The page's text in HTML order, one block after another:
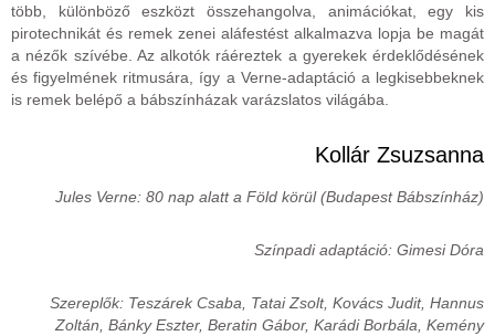
több, különböző eszközt összehangolva, animációkat, egy kis
pirotechnikát és remek zenei aláfestést alkalmazva lopja be magát
a nézők szívébe. Az alkotók ráéreztek a gyerekek érdeklődésének
és figyelmének ritmusára, így a Verne-adaptáció a legkisebbeknek
is remek belépő a bábszínházak varázslatos világába.
Kollár Zsuzsanna
Jules Verne: 80 nap alatt a Föld körül (Budapest Bábszínház)
Színpadi adaptáció: Gimesi Dóra
Szereplők: Teszárek Csaba, Tatai Zsolt, Kovács Judit, Hannus
Zoltán, Bánky Eszter, Beratin Gábor, Karádi Borbála, Kemény